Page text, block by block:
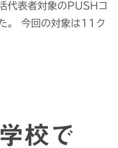
代表者対象のPUSHコ
。 今回の対象は11ク
校で